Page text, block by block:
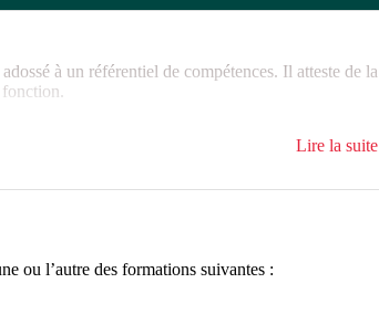
à un référentiel de compétences. Il atteste de la
Lire la suite
ou l’autre des formations suivantes :